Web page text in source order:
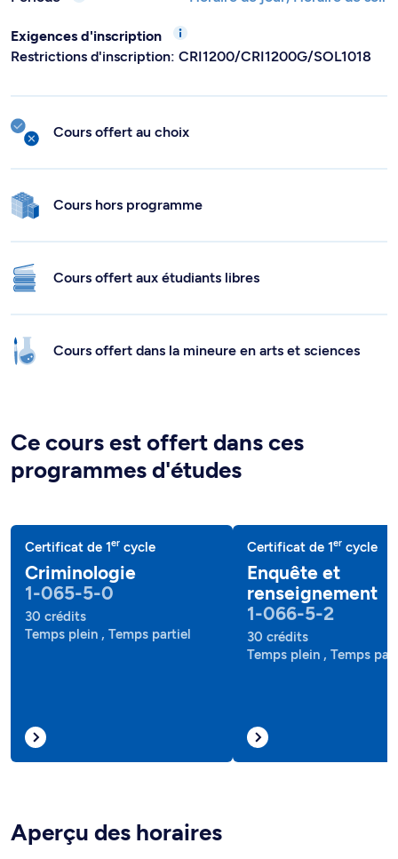
Exigences d'inscription
Restrictions d'inscription: CRI1200/CRI1200G/SOL1018
Cours offert au choix
Cours hors programme
Cours offert aux étudiants libres
Cours offert dans la mineure en arts et sciences
Ce cours est offert dans ces
programmes d'études
Certificat de 1er cycle
Criminologie
1-065-5-0
30 crédits
Temps plein , Temps partiel
Certificat de 1er cycle
Enquête et
renseignement
1-066-5-2
30 crédits
Temps plein , Temps
Aperçu des horaires